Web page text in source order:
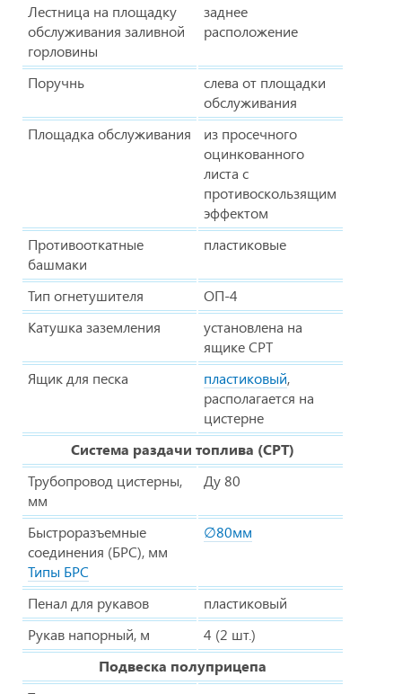
Лестница на площадку
обслуживания заливной
горловины
заднее
расположение
Поручнь
слева от площадки
обслуживания
Площадка обслуживания
из просечного
оцинкованного
листа с
противоскользящим
эффектом
Противооткатные
башмаки
пластиковые
Тип огнетушителя
ОП-4
Катушка заземления
установлена на
ящике СРТ
Ящик для песка
пластиковый,
располагается на
цистерне
Система раздачи топлива (СРТ)
Трубопровод цистерны,
мм
Ду 80
Быстроразъемные
соединения (БРС), мм
Типы БРС
∅80мм
Пенал для рукавов
пластиковый
Рукав напорный, м
4 (2 шт.)
Подвеска полуприцепа